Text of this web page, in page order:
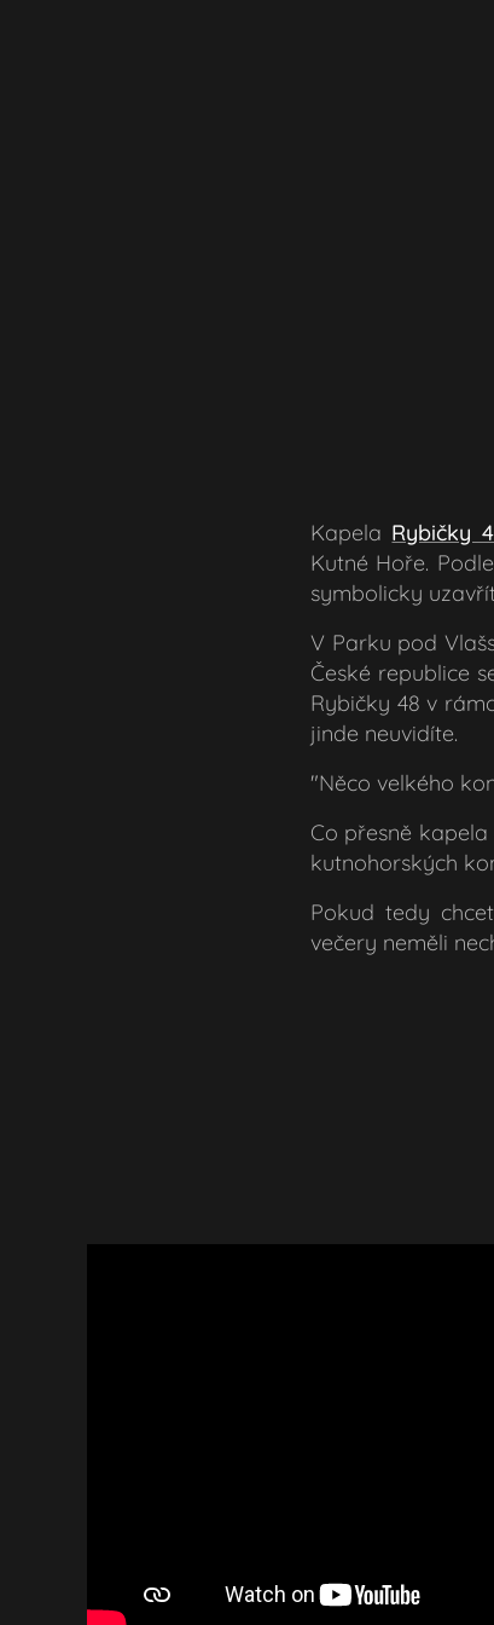
Kapela Rybičky
Kutné Hoře.
symbolicky
V Parku pod
České republice
Rybičky 48 v
jinde neuvidíte.
"Něco velkého
Co přesně
kutnohorských
Pokud tedy
večery neměli